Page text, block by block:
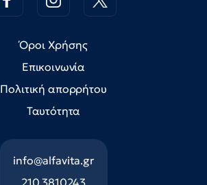
Όροι Χρήσης
Επικοινωνία
Πολιτική απορρήτου
Ταυτότητα
info@alfavita.gr
210 3810243